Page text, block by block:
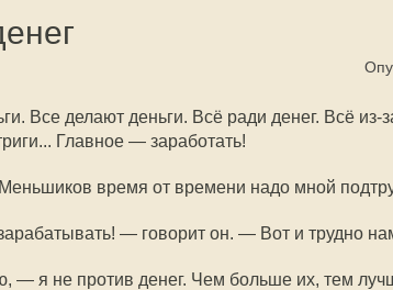
Все делают деньги. Всё ради денег. Всё из-
Главное — заработать!
время от времени надо мной
— говорит он. — Вот и трудно
— я не против денег. Чем больше их, тем